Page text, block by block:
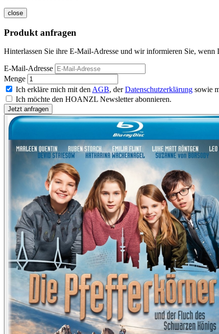
close
Produkt anfragen
Hinterlassen Sie ihre E-Mail-Adresse und wir informieren Sie,
E-Mail-Adresse
Menge
Ich erkläre mich mit den AGB, derDatenschutzerklärung sowie
Ich möchte den HOANZL Newsletter abonnieren.